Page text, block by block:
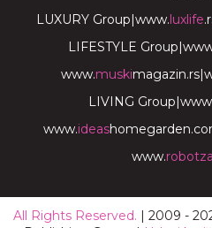
LUXURY Group|www.luxlife
LIFESTYLE Group|
www.muskimagazin.rs|
LIVING Group|
www.ideas
www.
All Rights Reserved. | 2009 -